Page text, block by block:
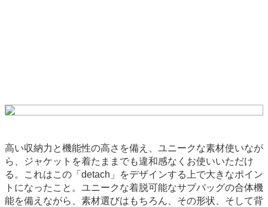
高い収納力と機能性の高さを備え、ユニークな素材使いなが
ら、ジャケットを着たままでも違和感なくお使いいただけ
る。これはこの「detach」をデザインする上で大きなポイン
トになったこと。ユニークな着脱可能なサブバッグの合体機
能を備えながら、素材選びはもちろん、その形状、そして背